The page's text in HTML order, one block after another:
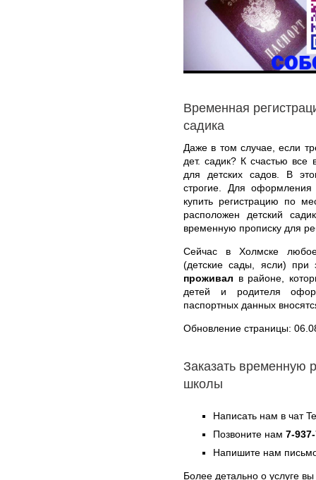
Временная
садика
Даже в том случае, если
дет. садик? К счастью все
для детских садов. В
строгие. Для
купить регистрацию по
расположен детский
временную прописку для
Сейчас в Холмске
(детские сады, ясли) при
проживал в районе,
детей и родителя
паспортных данных
Обновление страницы:
Заказать временную
школы
Написать нам в чат
Позвоните нам 7-
Напишите нам
Более детально о услуге